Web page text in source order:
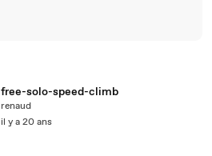
free-solo-speed-climb
renaud
il y a 20 ans